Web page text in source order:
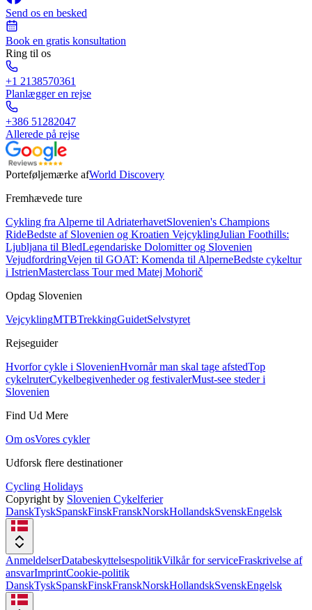
Send os en besked
Book en gratis konsultation
Ring til os
+1 2138570361
Planlægger en rejse
+386 51282047
Allerede på rejse
Porteføljemærke afWorld Discovery
Fremhævede ture
Cykling fra Alperne til AdriaterhavetSlovenien's Champions
RideBedste af Slovenien og Kroatien VejcyklingJulian Foothills:
Ljubljana til BledLegendariske Dolomitter og Slovenien
VejudfordringVejen til GOAT: Komenda til AlperneBedste cykeltur
i IstrienMasterclass Tour med Matej Mohorič
Opdag Slovenien
VejcyklingMTBTrekkingGuidetSelvstyret
Rejseguider
Hvorfor cykle i SlovenienHvornår man skal tage afstedTop
cykelruterCykelbegivenheder og festivalerMust-see steder i
Slovenien
Find Ud Mere
Om osVores cykler
Udforsk flere destinationer
Cycling Holidays
Copyright by Slovenien Cykelferier
DanskTyskSpanskFinskFranskNorskHollandskSvenskEngelsk
AnmeldelserDatabeskyttelsespolitikVilkår for serviceFraskrivelse af
ansvarImprintCookie-politik
DanskTyskSpanskFinskFranskNorskHollandskSvenskEngelsk